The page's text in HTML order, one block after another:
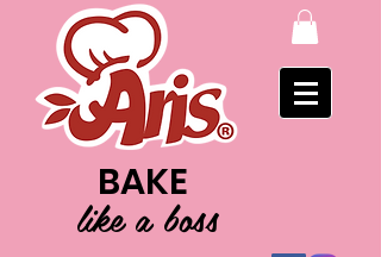
BAKE
like a boss